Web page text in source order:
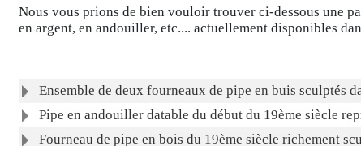
Nous vous prions de bien vouloir trouver ci-dessous une
en argent, en andouiller, etc.... actuellement disponibles
Articles
Titre
Ensemble de deux fourneaux de pipe en buis sculptés
Pipe en andouiller datable du début du 19ème siècle
Fourneau de pipe en bois du 19ème siècle richement